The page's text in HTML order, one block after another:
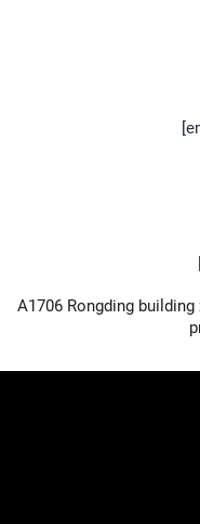
A1706 Rongding